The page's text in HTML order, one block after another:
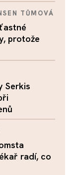
TŮMOVÁ
protože
Serkis
radí, co